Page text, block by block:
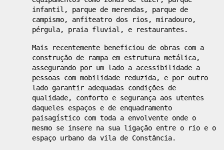
infantil, parque de merendas, parque de
campismo, anfiteatro dos rios, miradouro,
pérgula, praia fluvial, e restaurantes.
Mais recentemente beneficiou de obras com a
construção de rampa em estrutura metálica,
assegurando por um lado a acessibilidade a
pessoas com mobilidade reduzida, e por outro
lado garantir adequadas condições de
qualidade, conforto e segurança aos utentes
daqueles espaços e de enquadramento
paisagístico com toda a envolvente onde o
mesmo se insere na sua ligação entre o rio e o
espaço urbano da vila de Constância.